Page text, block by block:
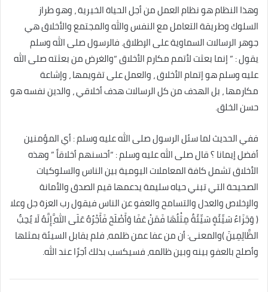
وهذا النظام هو نظام العمل من أجل الحياة الخيرية ، وهو طراز
السلوك وطريقة التعامل مع النفس والله والمجتمع والأخلاق هي
جوهر الرسالات السماوية على الإطلاق. فالرسول صلى الله وسلم
يقول : ” إنما بعثت لأتمم مكارم الأخلاق “والغرض من بعثته صلى الله
عليه وسلم هو إتمام الأخلاق ، والعمل على تقويمها ، وإشاعة
مكارمها ، بل الهدف من كل الرسالات هدف أخلاقي ، والدين نفسه هو
حسن الخلق.
ففي الحديث لما سئل الرسول صلى الله عليه وسلم : أي المؤمنين
أفضل إيمانا ؟ قال صلى الله عليه وسلم : “أحسنهم أخلاقاً ” وهذه
الأخلاق تشمل كافة المعاملات اليومية بين الناس والسلوكيات
الصحيحة التي تبني حياه سليمة يدعمها قيم الصدق والأمانة
والإخلاص والعدل والتسامح والعفو عن الناس فيقول رب العزة جل وعلا
( وَجَزَاءُ سَيِّئَةٍ سَيِّئَةٌ مِثْلُهَا فَمَنْ عَفَا وَأَصْلَحَ فَأَجْرُهُ عَلَى اللَّهِ إِنَّهُ لَا يُحِبُّ
الظَّالِمِينَ )والمعنى: أن من عفا عمن ظلمه، فلم يقابل السيئة بمثلها
وأصلح بالعفو بينه وبين ظالمه، فسيكسب بذلك أجرًا عند الله.